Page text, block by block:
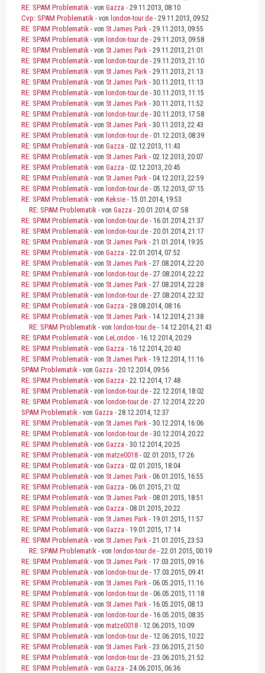
RE: SPAM Problematik - von Gazza - 29.11.2013, 08:10
Cvp: SPAM Problematik - von london-tour.de - 29.11.2013, 09:52
RE: SPAM Problematik - von St James Park - 29.11.2013, 09:55
RE: SPAM Problematik - von london-tour.de - 29.11.2013, 09:58
RE: SPAM Problematik - von St James Park - 29.11.2013, 21:01
RE: SPAM Problematik - von london-tour.de - 29.11.2013, 21:10
RE: SPAM Problematik - von St James Park - 29.11.2013, 21:13
RE: SPAM Problematik - von St James Park - 30.11.2013, 11:13
RE: SPAM Problematik - von london-tour.de - 30.11.2013, 11:15
RE: SPAM Problematik - von St James Park - 30.11.2013, 11:52
RE: SPAM Problematik - von london-tour.de - 30.11.2013, 17:58
RE: SPAM Problematik - von St James Park - 30.11.2013, 22:43
RE: SPAM Problematik - von london-tour.de - 01.12.2013, 08:39
RE: SPAM Problematik - von Gazza - 02.12.2013, 11:43
RE: SPAM Problematik - von St James Park - 02.12.2013, 20:07
RE: SPAM Problematik - von Gazza - 02.12.2013, 20:45
RE: SPAM Problematik - von St James Park - 04.12.2013, 22:59
RE: SPAM Problematik - von london-tour.de - 05.12.2013, 07:15
RE: SPAM Problematik - von Keksie - 15.01.2014, 19:53
RE: SPAM Problematik - von Gazza - 20.01.2014, 07:58
RE: SPAM Problematik - von london-tour.de - 16.01.2014, 21:37
RE: SPAM Problematik - von london-tour.de - 20.01.2014, 21:17
RE: SPAM Problematik - von St James Park - 21.01.2014, 19:35
RE: SPAM Problematik - von Gazza - 22.01.2014, 07:52
RE: SPAM Problematik - von St James Park - 27.08.2014, 22:20
RE: SPAM Problematik - von london-tour.de - 27.08.2014, 22:22
RE: SPAM Problematik - von St James Park - 27.08.2014, 22:28
RE: SPAM Problematik - von london-tour.de - 27.08.2014, 22:32
RE: SPAM Problematik - von Gazza - 28.08.2014, 08:16
RE: SPAM Problematik - von St James Park - 14.12.2014, 21:38
RE: SPAM Problematik - von london-tour.de - 14.12.2014, 21:43
RE: SPAM Problematik - von LeLondon - 16.12.2014, 20:29
RE: SPAM Problematik - von Gazza - 16.12.2014, 20:40
RE: SPAM Problematik - von St James Park - 19.12.2014, 11:16
SPAM Problematik - von Gazza - 20.12.2014, 09:56
RE: SPAM Problematik - von Gazza - 22.12.2014, 17:48
RE: SPAM Problematik - von london-tour.de - 22.12.2014, 18:02
RE: SPAM Problematik - von london-tour.de - 27.12.2014, 22:20
SPAM Problematik - von Gazza - 28.12.2014, 12:37
RE: SPAM Problematik - von St James Park - 30.12.2014, 16:06
RE: SPAM Problematik - von london-tour.de - 30.12.2014, 20:22
RE: SPAM Problematik - von Gazza - 30.12.2014, 20:25
RE: SPAM Problematik - von matze0018 - 02.01.2015, 17:26
RE: SPAM Problematik - von Gazza - 02.01.2015, 18:04
RE: SPAM Problematik - von St James Park - 06.01.2015, 16:55
RE: SPAM Problematik - von Gazza - 06.01.2015, 21:02
RE: SPAM Problematik - von St James Park - 08.01.2015, 18:51
RE: SPAM Problematik - von Gazza - 08.01.2015, 20:22
RE: SPAM Problematik - von St James Park - 19.01.2015, 11:57
RE: SPAM Problematik - von Gazza - 19.01.2015, 17:14
RE: SPAM Problematik - von St James Park - 21.01.2015, 23:53
RE: SPAM Problematik - von london-tour.de - 22.01.2015, 00:19
RE: SPAM Problematik - von St James Park - 17.03.2015, 09:16
RE: SPAM Problematik - von london-tour.de - 17.03.2015, 09:41
RE: SPAM Problematik - von St James Park - 06.05.2015, 11:16
RE: SPAM Problematik - von london-tour.de - 06.05.2015, 11:18
RE: SPAM Problematik - von St James Park - 16.05.2015, 08:13
RE: SPAM Problematik - von london-tour.de - 16.05.2015, 08:35
RE: SPAM Problematik - von matze0018 - 12.06.2015, 10:09
RE: SPAM Problematik - von london-tour.de - 12.06.2015, 10:22
RE: SPAM Problematik - von St James Park - 23.06.2015, 21:50
RE: SPAM Problematik - von london-tour.de - 23.06.2015, 21:52
RE: SPAM Problematik - von Gazza - 24.06.2015, 06:36